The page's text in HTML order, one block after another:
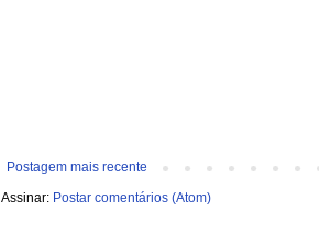
Postagem mais recente
Assinar: Postar comentários (Atom)